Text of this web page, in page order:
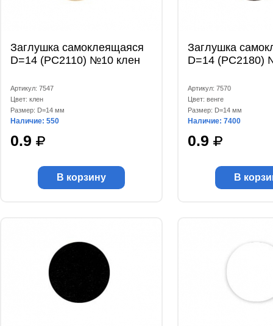
Заглушка самоклеящаяся
D=14 (РС2110) №10 клен
Артикул: 7547
Цвет: клен
Размер: D=14 мм
Наличие: 550
0.9
В корзину
Заглушка
D=14 (РС2180)
Артикул: 7570
Цвет: венге
Размер: D=14 мм
Наличие: 7400
0.9
В